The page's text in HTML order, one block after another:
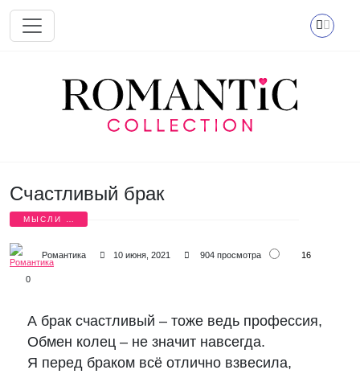
Перейти к основному содержанию
Счастливый брак
МЫСЛИ О
Романтика 10 июня, 2021 904 просмотра 16
0
А брак счастливый – тоже ведь профессия,
Обмен колец – не значит навсегда.
Я перед браком всё отлично взвесила,